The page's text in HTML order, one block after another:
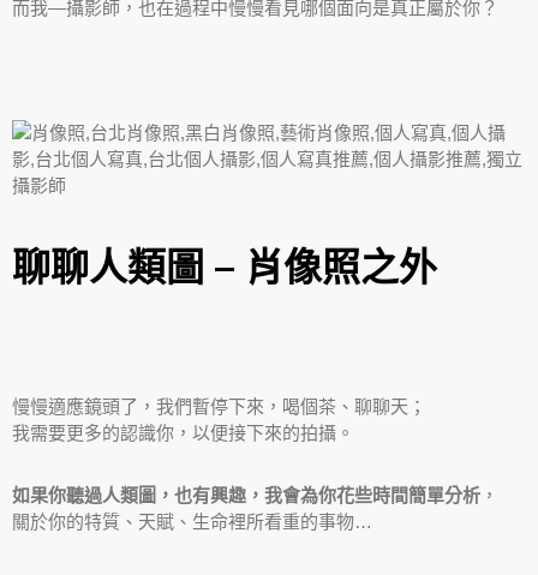
而我—攝影師，也在過程中慢慢看見哪個面向是真正屬於你？
聊聊人類圖 – 肖像照之外
慢慢適應鏡頭了，我們暫停下來，喝個茶、聊聊天；
我需要更多的認識你，以便接下來的拍攝。
如果你聽過人類圖，也有興趣，我會為你花些時間簡單分析 ，
關於你的特質、天賦、生命裡所看重的事物…